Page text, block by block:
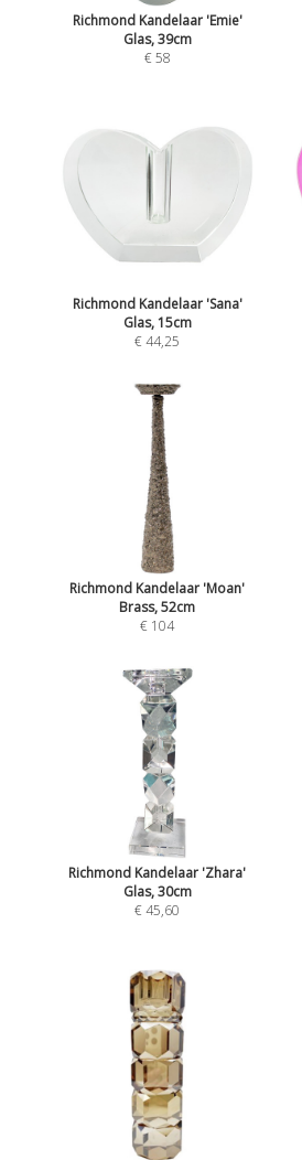
Richmond Kandelaar 'Emie'
Glas, 39cm
€ 58
Richmond Kandelaar 'Sana'
Glas, 15cm
€ 44,25
Richmond Kandelaar 'Moan'
Brass, 52cm
€ 104
Richmond Kandelaar 'Zhara'
Glas, 30cm
€ 45,60